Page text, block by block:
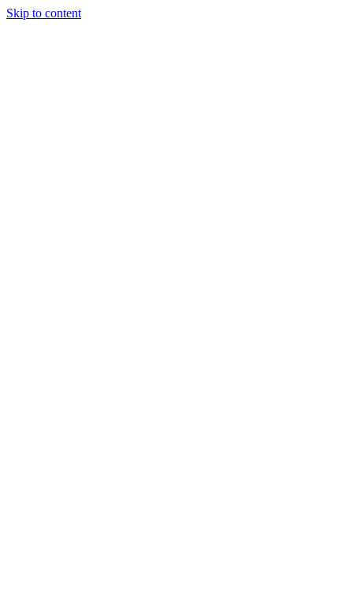
Skip to content